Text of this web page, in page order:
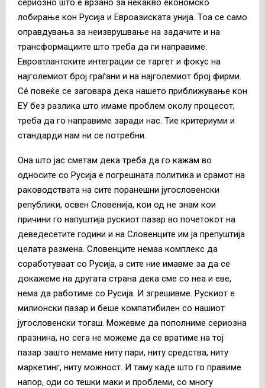
сериозно што е врзано за некакво економско
лобирање кон Русија и Евроазиската унија. Тоа се само
оправдувања за неизврушвање на задачите и на
трансформациите што треба да ги направиме.
Евроатлантските интеграции се таргет и фокус на
најголемиот број граѓани и на најголемиот број фирми.
Сé повеќе се заговара дека нашето приближување кон
ЕУ без разлика што имаме проблем околу процесот,
треба да го направиме заради нас. Тие критериуми и
стандарди нам ни се потребни.
Она што јас сметам дека треба да го кажам во
односите со Русија е погрешната политика и срамот на
раководствата на сите поранешни југословенски
републики, освен Словенија, кои од не знам кои
причини го напуштија рускиот пазар во почетокот на
деведесетите години и на Словенците им ја препуштија
целата размена. Словенците немаа комплекс да
соработуваат со Русија, а сите ние имавме за да се
докажеме на другата страна дека сме со неа и еве,
нема да работиме со Русија. И згрешивме. Рускиот е
милионски пазар и беше компатибилен со нашиот
југословенски тогаш. Можевме да пополниме сериозна
празнина, но сега не можеме да се вратиме на тој
пазар зашто немаме ниту пари, ниту средства, ниту
маркетинг, ниту можност. И таму каде што го правиме
напор, оди со тешки маки и проблеми, со многу